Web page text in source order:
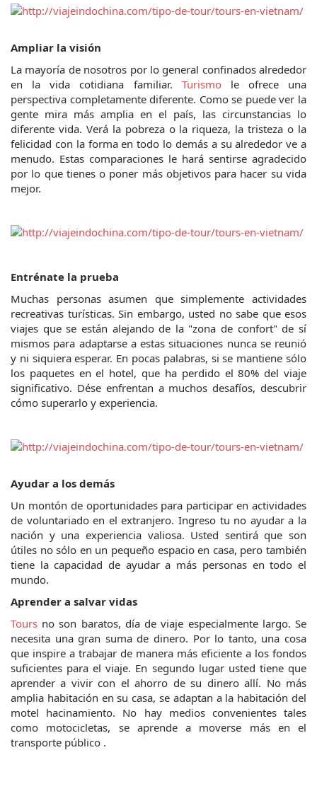
Ampliar la visión
La mayoría de nosotros por lo general confinados alrededor
en la vida cotidiana familiar. Turismo le ofrece una
perspectiva completamente diferente. Como se puede ver la
gente mira más amplia en el país, las circunstancias lo
diferente vida. Verá la pobreza o la riqueza, la tristeza o la
felicidad con la forma en todo lo demás a su alrededor ve a
menudo. Estas comparaciones le hará sentirse agradecido
por lo que tienes o poner más objetivos para hacer su vida
mejor.
Entrénate la prueba
Muchas personas asumen que simplemente actividades
recreativas turísticas. Sin embargo, usted no sabe que esos
viajes que se están alejando de la "zona de confort" de sí
mismos para adaptarse a estas situaciones nunca se reunió
y ni siquiera esperar. En pocas palabras, si se mantiene sólo
los paquetes en el hotel, que ha perdido el 80% del viaje
significativo. Dése enfrentan a muchos desafíos, descubrir
cómo superarlo y experiencia.
Ayudar a los demás
Un montón de oportunidades para participar en actividades
de voluntariado en el extranjero. Ingreso tu no ayudar a la
nación y una experiencia valiosa. Usted sentirá que son
útiles no sólo en un pequeño espacio en casa, pero también
tiene la capacidad de ayudar a más personas en todo el
mundo.
Aprender a salvar vidas
Tours no son baratos, día de viaje especialmente largo. Se
necesita una gran suma de dinero. Por lo tanto, una cosa
que inspire a trabajar de manera más eficiente a los fondos
suficientes para el viaje. En segundo lugar usted tiene que
aprender a vivir con el ahorro de su dinero allí. No más
amplia habitación en su casa, se adaptan a la habitación del
motel hacinamiento. No hay medios convenientes tales
como motocicletas, se aprende a moverse más en el
transporte público .